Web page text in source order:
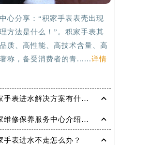
心分享：“积家手表表壳出现
方法是什么！”。积家手表其
质、高性能、高技术含量、高
称，备受消费者的青......详情
积家手表进水解决方案有什么？
积家维修保养服务中心介绍 | 积家
手表进水不走怎么办？